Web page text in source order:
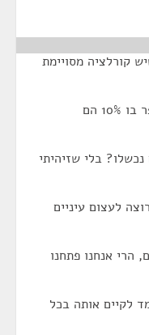
קורלציה מסויימת
לבין הישגים - וזה נכון - ויש בית-ספר בו 10% הם
גם 20% הנוספים נכשלו? בלי שזיהיתי
לעצום עיניים
הרי אנחנו פתחנו
לקיים אותה בכל